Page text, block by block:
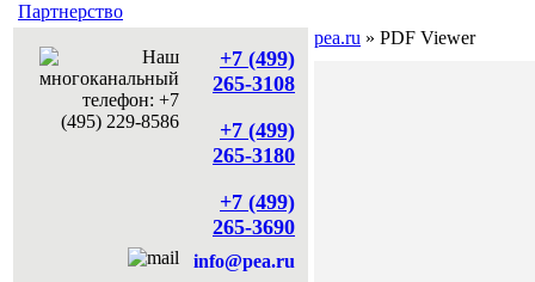
Партнерство
+7 (499)
265-3108
+7 (499)
265-3180
+7 (499)
265-3690
info@pea.ru
pea.ru » PDF Viewer